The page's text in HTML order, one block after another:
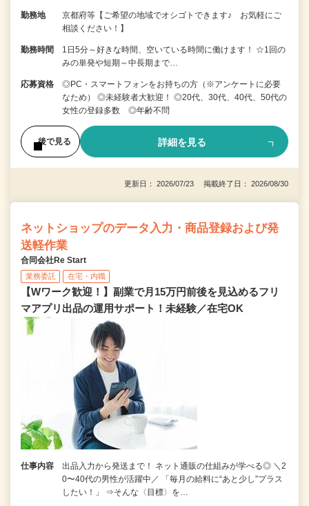
勤務地
京都府等【ご希望の地域でオシゴトできます♪ お気軽にご
相談ください！】
勤務時間
1日5分～好きな時間、空いている時間に働けます！ ☆1回の
みの単発や短期～中長期まで…
応募資格
◎PC・スマートフォンをお持ちの方（※アンケートに必要
なため） ◎未経験者大歓迎！ ◎20代、30代、40代、50代の
女性の登録多数 ◎年齢不問
後で見る 詳細を見る
更新日： 2026/07/23 掲載終了日： 2026/08/30
ネットショップのデータ入力・商品登録および発
送軽作業
合同会社Re Start
業務委託 在宅・内職
【Wワーク歓迎！】副業で月15万円前後を見込めるフリ
マアプリ出品の運用サポート！未経験／在宅OK
仕事内容
出品入力から発送まで！ ネット通販の仕組みが学べる◎ ＼2
0〜40代の男性が活躍中／ 「毎月の給料に“あと少し”プラス
したい！」 ⇒そんな〈目標〉を…